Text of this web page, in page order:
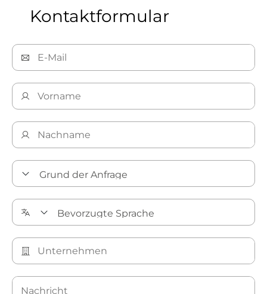
Kontaktformular